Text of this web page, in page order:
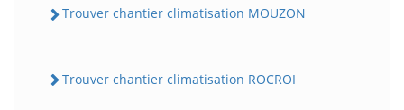
Trouver chantier climatisation MOUZON
Trouver chantier climatisation ROCROI